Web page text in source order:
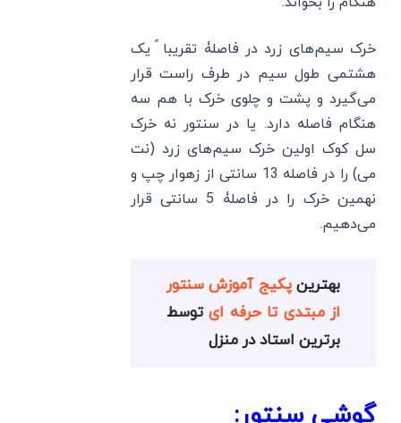
خرک سیم‌های زرد در فاصلۀ تقریبا ً یک
هشتمی طول سیم در طرف راست قرار
می‌گیرد و پشت و چلوی خرک با هم سه
هنگام فاصله دارد. یا در سنتور نه خرک
سل کوک اولین خرک سیم‌های زرد (نت
می) را در فاصله 13 سانتی از زهوار چپ و
نهمین خرک را در فاصلۀ 5 سانتی قرار
می‌دهیم.
بهترینپکیج آموزش سنتور
از مبتدی تا حرفه ایتوسط
برترین استاد در منزل